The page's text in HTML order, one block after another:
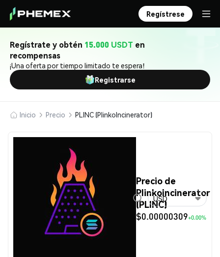
Regístrese
Regístrate y obtén 15.000 USDT en
recompensas
¡Una oferta por tiempo limitado te espera!
Registrarse
Inicio Precio PLINC (PlinkoIncinerator)
Precio de
PlinkoIncinerator
(PLINC)
$0.00000309+0.00%
USD